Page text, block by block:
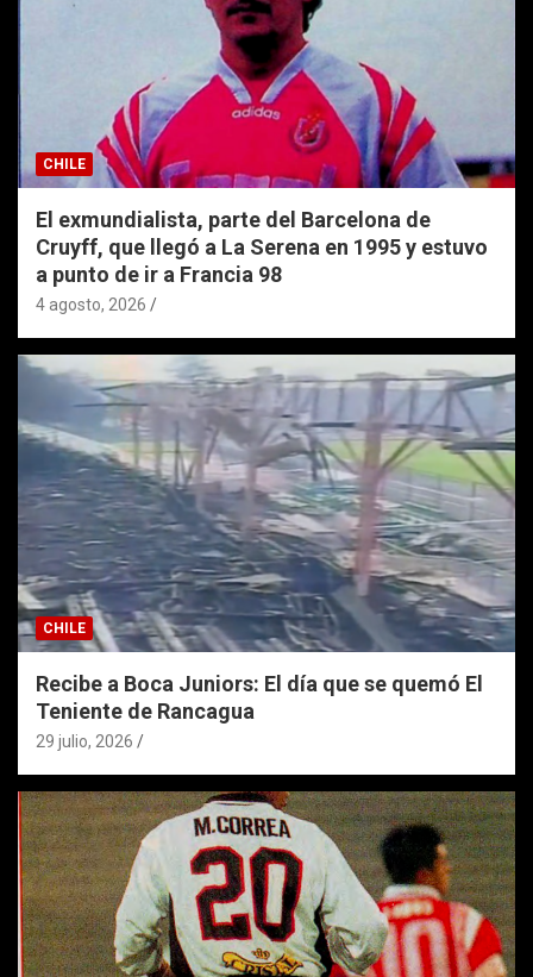
CHILE
El exmundialista, parte del Barcelona de
Cruyff, que llegó a La Serena en 1995 y estuvo
a punto de ir a Francia 98
4 agosto, 2026
CHILE
Recibe a Boca Juniors: El día que se quemó El
Teniente de Rancagua
29 julio, 2026